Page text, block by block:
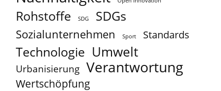
Rohstoffe SDG SDGs
Sozialunternehmen Sport Standards
Technologie Umwelt
Urbanisierung Verantwortung
Wertschöpfung